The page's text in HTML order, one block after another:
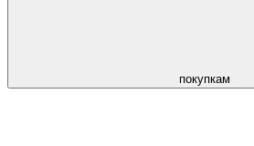
покупкам